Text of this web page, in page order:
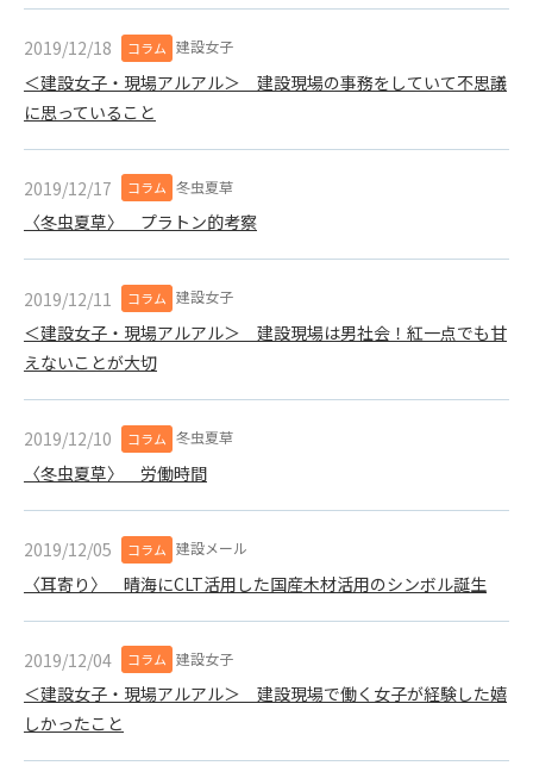
2019/12/18 コラム 建設女子
＜建設女子・現場アルアル＞ 建設現場の事務をしていて不思議
に思っていること
2019/12/17 コラム 冬虫夏草
〈冬虫夏草〉 プラトン的考察
2019/12/11 コラム 建設女子
＜建設女子・現場アルアル＞ 建設現場は男社会！紅一点でも甘
えないことが大切
2019/12/10 コラム 冬虫夏草
〈冬虫夏草〉 労働時間
2019/12/05 コラム 建設メール
〈耳寄り〉 晴海にCLT活用した国産木材活用のシンボル誕生
2019/12/04 コラム 建設女子
＜建設女子・現場アルアル＞ 建設現場で働く女子が経験した嬉
しかったこと
被った損害について管理者は､一切の責任をも負わないものと
します。
第9条（会員の個人情報）
ビスの提供に関連して管理者が知り得た会員の個人情報（以下
個人情報といいます）について、管理者は、以下の各号に該当
する場合を除き、第三者に開示または提供しないものとしま
(1) 会員が、自己の個人情報の開示に事前に同意している場合
(2) 個々の会員を特定できない統計的な処理をした形式で第三
者に提供する場合
(3) 第三者および管理者の権利、財産、安全等を保護するため
に必要であると管理者が判断した場合
(4) 法令等により開示を求められた場合
第10条（免責事項）
管理者は、会員が登録した内容が以下に該当する、またはその
恐れのあるものは、会員の承諾なく削除できるものとします。
1. 管理者は、会員が本サービスを利用することにより得た情報
等（プログラムを含みます）について、その完全性、正確性
を保証もしないものとします。また、当該情報等に起因して
生じた一切の損害に対して、管理者は、何らの責任も負わな
いものとします。
2. 会員は、自己の費用と責任において本サービスを利用するも
のとし、会員による本サービスの利用に関連し、第三者から
問合せ、クレーム、請求等がなされまたは訴訟が提起された
場合、当該会員は、自らの費用と責任においてこれを解決す